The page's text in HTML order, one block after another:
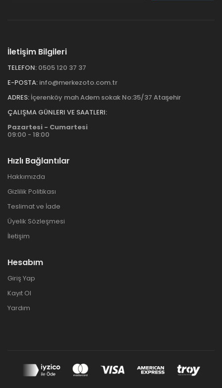
İletişim Bilgileri
TELEFON: 0505 120 37 37
E-POSTA: info@merkezoto.com.tr
ADRES: İçerenköy mah Adem sokak No:35/37 Ataşehir
ÇALIŞMA GÜNLERI VE SAATLERI:
Pazartesi - Cumartesi
09:00 - 18:00
Hızlı Bağlantılar
Hakkımızda
Gizlilik Politikası
Teslimat ve İade
Üyelik Sözleşmesi
İletişim
Hesabım
Giriş Yap
Kayıt Ol
Yardım